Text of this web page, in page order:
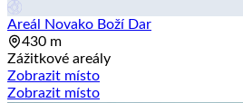
Areál Novako Boží Dar
430 m
Zážitkové areály
Zobrazit místo
Zobrazit místo